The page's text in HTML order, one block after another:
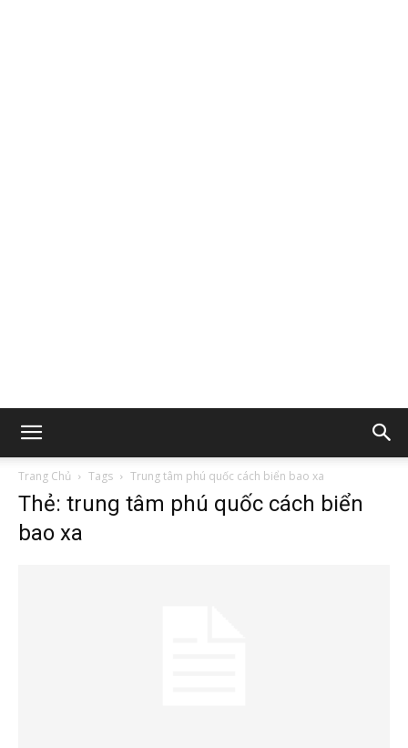
Trang Chủ Tags Trung tâm phú quốc cách biển bao xa
Thẻ: trung tâm phú quốc cách biển
bao xa